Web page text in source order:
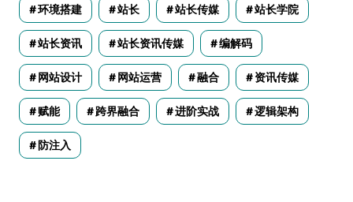
环境搭建 站长 站长传媒 站长学院
站长资讯 站长资讯传媒 编解码
网站设计 网站运营 融合 资讯传媒
赋能 跨界融合 进阶实战 逻辑架构
防注入